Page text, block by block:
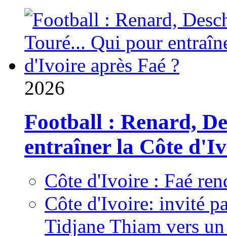
2026
Football : Renard,
entraîner la Côte
Côte d'Ivoire : Faé
Côte d'Ivoire: invité
Tidjane Thiam vers